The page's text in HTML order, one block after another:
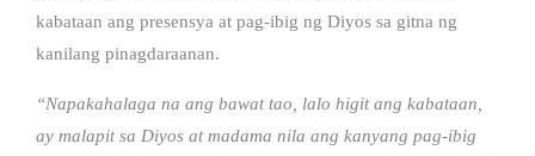
kabataan ang presensya at pag-ibig ng Diyos sa gitna ng
kanilang pinagdaraanan.
“Napakahalaga na ang bawat tao, lalo higit ang kabataan,
ay malapit sa Diyos at madama nila ang kanyang pag-ibig